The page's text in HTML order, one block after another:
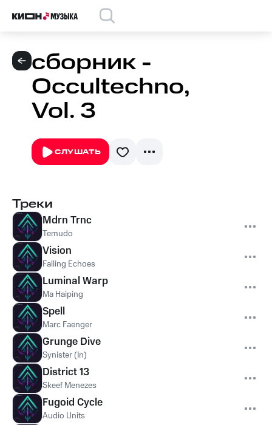
сборник -
Occultechno,
Vol. 3
СЛУШАТЬ
Треки
Mdrn Trnc
Temudo
Vision
Falling Echoes
Luminal Warp
Ma Haiping
Spell
Marc Faenger
Grunge Dive
Synister (In)
District 13
Skeef Menezes
Fugoid Cycle
Audio Units